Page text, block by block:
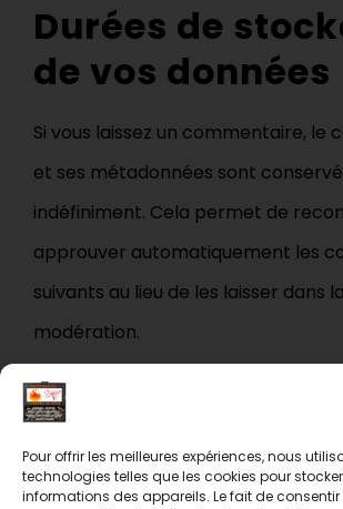
Pour offrir les meilleures expériences, nous
technologies telles que les cookies pour
informations des appareils. Le fait de
Durées de
de vos données
Si vous laissez un commentaire, le
et ses métadonnées sont
indéfiniment. Cela permet de
approuver automatiquement les
suivants au lieu de les laisser dans
modération.
Pour les comptes qui s’inscrivent
données personnelles indiquées